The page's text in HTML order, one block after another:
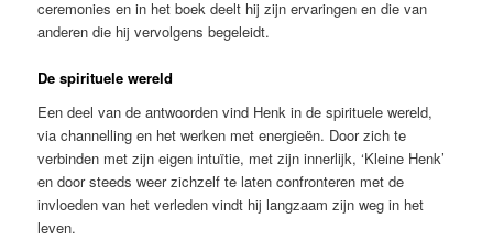
ceremonies en in het boek deelt hij zijn ervaringen en die van
anderen die hij vervolgens begeleidt.
De spirituele wereld
Een deel van de antwoorden vind Henk in de spirituele wereld,
via channelling en het werken met energieën. Door zich te
verbinden met zijn eigen intuïtie, met zijn innerlijk, ‘Kleine Henk’
en door steeds weer zichzelf te laten confronteren met de
invloeden van het verleden vindt hij langzaam zijn weg in het
leven.